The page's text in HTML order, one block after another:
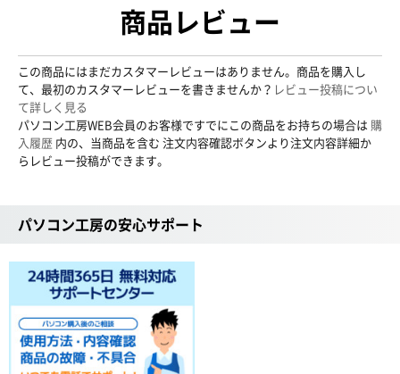
商品レビュー
この商品にはまだカスタマーレビューはありません。商品を購入し
て、最初のカスタマーレビューを書きませんか？ レビュー投稿につい
て詳しく見る
パソコン工房WEB会員のお客様ですでにこの商品をお持ちの場合は 購
入履歴 内の、当商品を含む 注文内容確認ボタンより注文内容詳細か
らレビュー投稿ができます。
パソコン工房の安心サポート